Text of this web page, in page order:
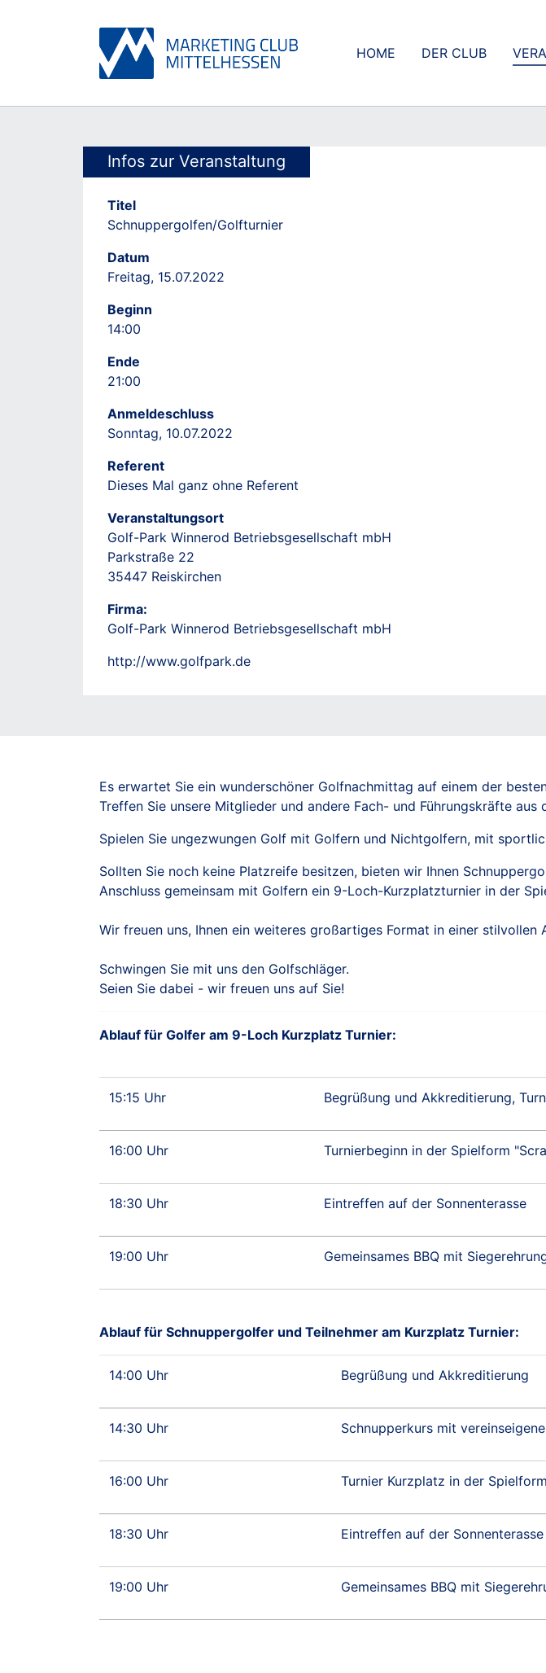
HOME DER CLUB
Infos zur Veranstaltung
Titel
Schnuppergolfen/Golfturnier
Datum
Freitag, 15.07.2022
Beginn
14:00
Ende
21:00
Anmeldeschluss
Sonntag, 10.07.2022
Referent
Dieses Mal ganz ohne Referent
Veranstaltungsort
Golf-Park Winnerod Betriebsgesellschaft mbH
Parkstraße 22
35447 Reiskirchen
Firma:
Golf-Park Winnerod Betriebsgesellschaft mbH
http://www.golfpark.de
Es erwartet Sie ein wunderschöner Golfnachmittag auf einem der
Treffen Sie unsere Mitglieder und andere Fach- und Führungskräfte
Spielen Sie ungezwungen Golf mit Golfern und Nichtgolfern, mit
Sollten Sie noch keine Platzreife besitzen, bieten wir Ihnen
Anschluss gemeinsam mit Golfern ein 9-Loch-Kurzplatzturnier in der
Wir freuen uns, Ihnen ein weiteres großartiges Format in einer
Schwingen Sie mit uns den Golfschläger.
Seien Sie dabei - wir freuen uns auf Sie!
Ablauf für Golfer am 9-Loch Kurzplatz Turnier:
15:15 Uhr Begrüßung und Akkreditierung,
16:00 Uhr Turnierbeginn in der Spielform
18:30 Uhr Eintreffen auf der Sonnenterasse
19:00 Uhr Gemeinsames BBQ mit
Ablauf für Schnuppergolfer und Teilnehmer am Kurzplatz Turnier:
14:00 Uhr Begrüßung und Akkreditierung
14:30 Uhr Schnupperkurs mit
16:00 Uhr Turnier Kurzplatz in der
18:30 Uhr Eintreffen auf der Sonnenterasse
19:00 Uhr Gemeinsames BBQ mit